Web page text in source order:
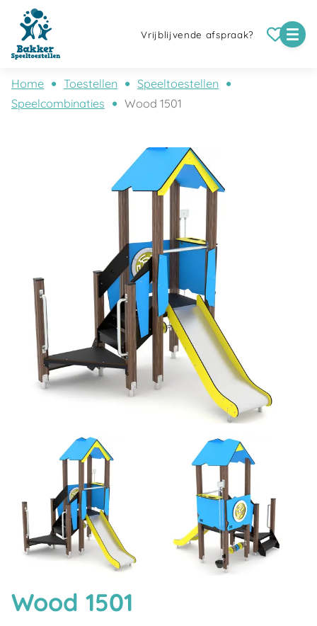
Vrijblijvende afspraak?
Home Toestellen
Speeltoestellen
Speelcombinaties
Wood 1501
Wood 1501